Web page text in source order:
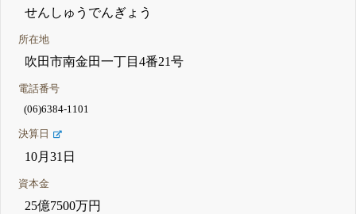
せんしゅうでんぎょう
所在地
吹田市南金田一丁目4番21号
電話番号
(06)6384-1101
決算日
10月31日
資本金
25億7500万円